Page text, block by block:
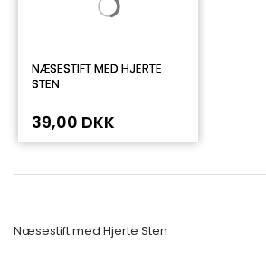
NÆSESTIFT MED HJERTE
STEN
39,00 DKK
Næsestift med Hjerte Sten